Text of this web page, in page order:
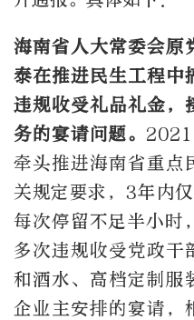
海南省人大常委会原
泰在推进民生工程中
违规收受礼品礼金，
务的宴请问题。
牵头推进海南省重点
关规定要求，3年内
每次停留不足半小
多次违规收受党政干
和酒水、高档定制服
企业主安排的宴请，